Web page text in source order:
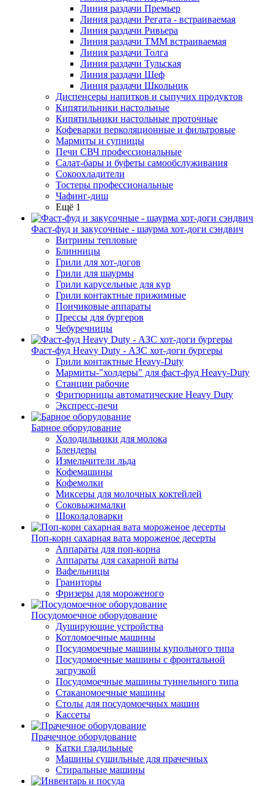
Линия раздачи Премьер
Линия раздачи Регата - встраиваемая
Линия раздачи Ривьера
Линия раздачи ТММ встраиваемая
Линия раздачи Толга
Линия раздачи Тульская
Линия раздачи Шеф
Линия раздачи Школьник
Диспенсеры напитков и сыпучих продуктов
Кипятильники настольные
Кипятильники настольные проточные
Кофеварки перколяционные и фильтровые
Мармиты и супницы
Печи СВЧ профессиональные
Салат-бары и буфеты самообслуживания
Сокоохладители
Тостеры профессиональные
Чафинг-диш
Ещё 1
Фаст-фуд и закусочные - шаурма хот-доги сэндвич
Витрины тепловые
Блинницы
Грили для хот-догов
Грили для шаурмы
Грили карусельные для кур
Грили контактные прижимные
Пончиковые аппараты
Прессы для бургеров
Чебуречницы
Фаст-фуд Heavy Duty - АЗС хот-доги бургеры
Грили контактные Heavy-Duty
Мармиты-"холдеры" для фаст-фуд Heavy-Duty
Станции рабочие
Фритюрницы автоматические Heavy Duty
Экспресс-печи
Барное оборудование
Холодильники для молока
Блендеры
Измельчители льда
Кофемашины
Кофемолки
Миксеры для молочных коктейлей
Соковыжималки
Шоколадоварки
Поп-корн сахарная вата мороженое десерты
Аппараты для поп-корна
Аппараты для сахарной ваты
Вафельницы
Граниторы
Фризеры для мороженого
Посудомоечное оборудование
Душирующие устройства
Котломоечные машины
Посудомоечные машины купольного типа
Посудомоечные машины с фронтальной
загрузкой
Посудомоечные машины туннельного типа
Стаканомоечные машины
Столы для посудомоечных машин
Кассеты
Прачечное оборудование
Катки гладильные
Машины сушильные для прачечных
Стиральные машины